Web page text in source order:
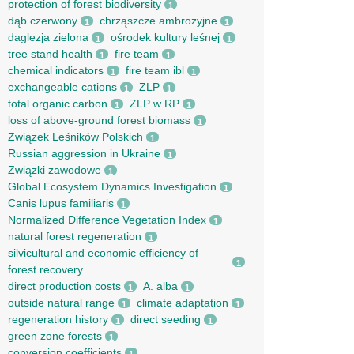
protection of forest biodiversity 1
dąb czerwony 1 chrząszcze ambrozyjne 1
daglezja zielona 1 ośrodek kultury leśnej 1
tree stand health 1 fire team 1
chemical indicators 1 fire team ibl 1
exchangeable cations 1 ZLP 1
total organic carbon 1 ZLP w RP 1
loss of above-ground forest biomass 1
Związek Leśników Polskich 1
Russian aggression in Ukraine 1
Związki zawodowe 1
Global Ecosystem Dynamics Investigation 1
Canis lupus familiaris 1
Normalized Difference Vegetation Index 1
natural forest regeneration 1
silvicultural and economic efficiency of
forest recovery
1
direct production costs 1 A. alba 1
outside natural range 1 climate adaptation 1
regeneration history 1 direct seeding 1
green zone forests 1